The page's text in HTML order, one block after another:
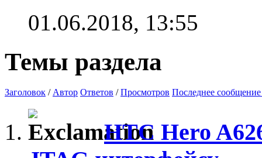
01.06.2018, 13:55
Темы раздела
Заголовок /Автор Ответов /Просмотров Последнее сообщение
HTC Hero